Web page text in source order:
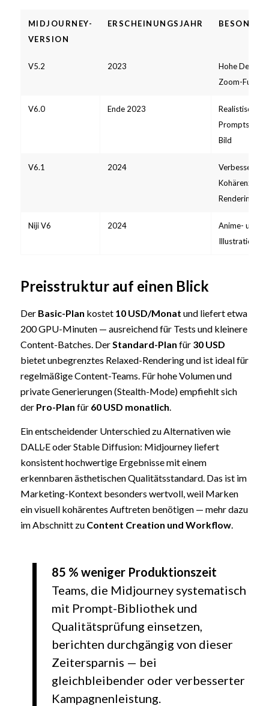
MIDJOURNEY-
VERSION
ERSCHEINUNGSJAHR
V5.2 2023
Hohe
Zoom-
V6.0 Ende 2023
Realistischere
Prompts,
Bild
V6.1 2024
Verbesserte
Kohärenz,
Rendering
Niji V6 2024
Anime- und
Preisstruktur auf einen Blick
Der Basic-Plan kostet 10 USD/Monat und liefert etwa
200 GPU-Minuten — ausreichend für Tests und kleinere
Content-Batches. DerStandard-Plan für 30 USD
bietet unbegrenztes Relaxed-Rendering und ist ideal für
regelmäßige Content-Teams. Für hohe Volumen und
private Generierungen (Stealth-Mode) empfiehlt sich
der Pro-Plan für 60 USD monatlich.
Ein entscheidender Unterschied zu Alternativen wie
DALL·E oder Stable Diffusion: Midjourney liefert
konsistent hochwertige Ergebnisse mit einem
erkennbaren ästhetischen Qualitätsstandard. Das ist im
Marketing-Kontext besonders wertvoll, weil Marken
ein visuell kohärentes Auftreten benötigen — mehr dazu
im Abschnitt zu Content Creation und Workflow.
85 % weniger Produktionszeit
Teams, die Midjourney systematisch
mit Prompt-Bibliothek und
Qualitätsprüfung einsetzen,
berichten durchgängig von dieser
Zeitersparnis — bei
gleichbleibender oder verbesserter
Kampagnenleistung.